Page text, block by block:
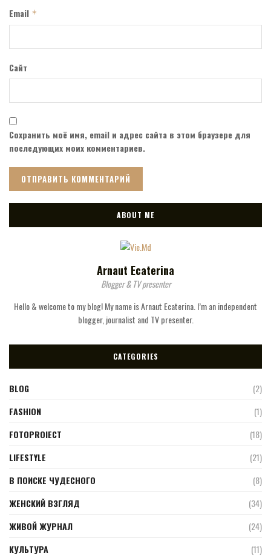
Email *
Сайт
Сохранить моё имя, email и адрес сайта в этом браузере для
последующих моих комментариев.
ABOUT ME
Arnaut Ecaterina
Blogger & TV presenter
Hello & welcome to my blog! My name is Arnaut Ecaterina. I’m an independent
blogger, journalist and TV presenter.
CATEGORIES
BLOG
(2)
FASHION
(1)
FOTOPROIECT
(18)
LIFESTYLE
(21)
В ПОИСКЕ ЧУДЕСНОГО
(8)
ЖЕНСКИЙ ВЗГЛЯД
(34)
ЖИВОЙ ЖУРНАЛ
(24)
КУЛЬТУРА
(11)